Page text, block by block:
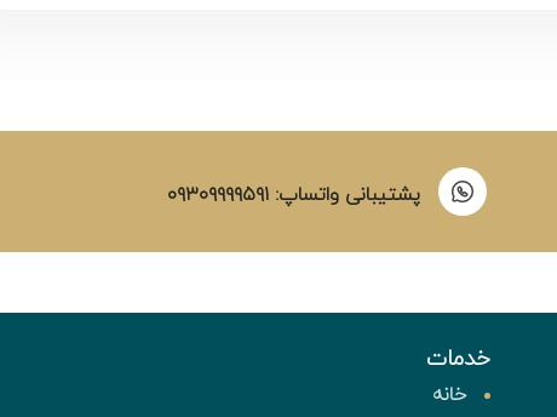
پشتیبانی واتساپ: ۰۹۳۰۹۹۹۹۵۹۱
خدمات
خانه